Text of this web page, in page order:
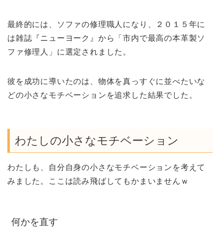
最終的には、ソファの修理職人になり、２０１５年に
は雑誌『ニューヨーク』から「市内で最高の本革製ソ
ファ修理人」に選定されました。
彼を成功に導いたのは、物体を真っすぐに並べたいな
どの小さなモチベーションを追求した結果でした。
わたしの小さなモチベーション
わたしも、自分自身の小さなモチベーションを考えて
みました。ここは読み飛ばしてもかまいませんｗ
何かを直す